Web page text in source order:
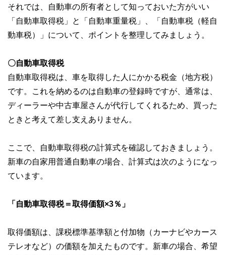
それでは、自動車の所有者として知っておいた方がいい
「自動車取得税」と「自動車重量税」、「自動車税（軽自
動車税）」について、ポイントを整理してみましょう。
〇自動車取得税
自動車取得税は、車を取得した人にかかる税金（地方税）
です。これを納めるのは自動車の登録時ですが、通常は、
ディーラーや中古車屋さんが代行してくれるため、買った
ときと考えて差し支えありません。
ここで、自動車取得税の計算式を確認しておきましょう。
新車の自家用普通自動車の場合、計算式は次のようになっ
ています。
「自動車取得税＝取得価額×3％」
取得価額は、課税標準基準額と付加物（カーナビやカース
テレオなど）の価額を加えたものです。新車の場合、希望